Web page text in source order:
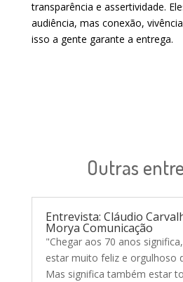
transparência e assertividade.
audiência, mas conexão,
isso a gente garante a entrega.
Outras
Entrevista: Cláudio
Morya Comunicação
"Chegar aos 70 anos
estar muito feliz e orgulhoso
Mas significa também estar